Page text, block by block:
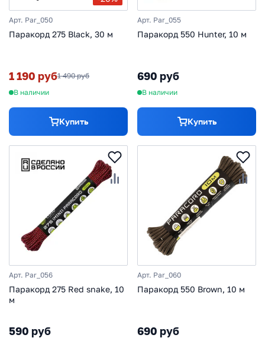
Арт. Par_050
Паракорд 275 Black, 30 м
1 190 руб1 490 руб
В наличии
Купить
Арт. Par_055
Паракорд 550 Hunter, 10 м
690 руб
В наличии
Купить
Арт. Par_056
Паракорд 275 Red snake, 10
м
590 руб
Арт. Par_060
Паракорд 550 Brown, 10 м
690 руб